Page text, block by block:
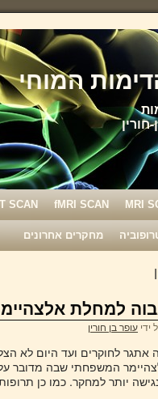
MRI
fMRI SCAN
SCAN
מחקרים אחרונים
למחלת
ידי עופר בן חורין
לחוקרים ועד היום לא
יותר למחקר. כמו כן